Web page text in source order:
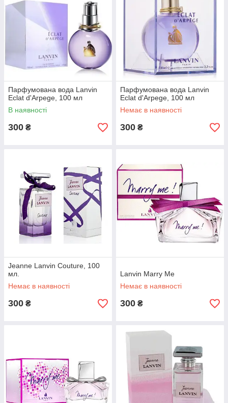
Парфумована вода Lanvin
Eclat d'Arpege, 100 мл
В наявності
300 ₴
Парфумована вода Lanvin
Eclat d'Arpege, 100 мл
Немає в наявності
300 ₴
Jeanne Lanvin Couture, 100
мл.
Немає в наявності
300 ₴
Lanvin Marry Me
Немає в наявності
300 ₴